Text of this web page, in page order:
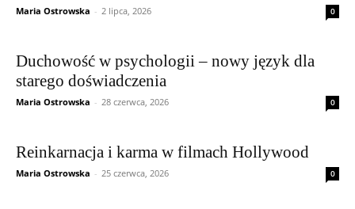
Maria Ostrowska - 2 lipca, 2026 0
Duchowość w psychologii – nowy język dla
starego doświadczenia
Maria Ostrowska - 28 czerwca, 2026 0
Reinkarnacja i karma w filmach Hollywood
Maria Ostrowska - 25 czerwca, 2026 0